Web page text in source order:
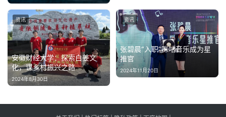
安徽财经大学：探索白姜文
化，谋乡村振兴之路
2024年8月30日
资讯
张碧晨“入职”咪咕音乐成为星
推官
2024年11月20日
资讯